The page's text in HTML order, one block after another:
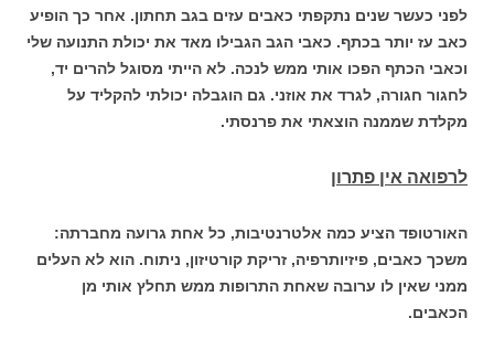
לפני כעשר שנים נתקפתי כאבים עזים בגב תחתון. אחר כך הופיע
כאב עז יותר בכתף. כאבי הגב הגבילו מאד את יכולת התנועה שלי
וכאבי הכתף הפכו אותי ממש לנכה. לא הייתי מסוגל להרים יד,
לחגור חגורה, לגרד את אוזני. גם הוגבלה יכולתי להקליד על
מקלדת שממנה הוצאתי את פרנסתי.
לרפואה אין פתרון
האורטופד הציע כמה אלטרנטיבות, כל אחת גרועה מחברתה:
משכך כאבים, פיזיותרפיה, זריקת קורטיזון, ניתוח. הוא לא העלים
ממני שאין לו ערובה שאחת התרופות ממש תחלץ אותי מן
הכאבים.